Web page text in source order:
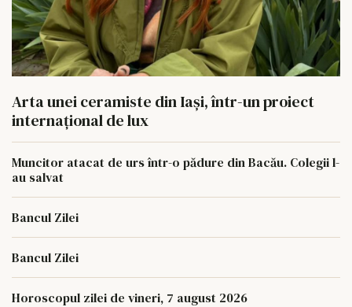
Arta unei ceramiste din Iași, într-un proiect
internațional de lux
Muncitor atacat de urs într-o pădure din Bacău. Colegii l-
au salvat
Bancul Zilei
Bancul Zilei
Horoscopul zilei de vineri, 7 august 2026